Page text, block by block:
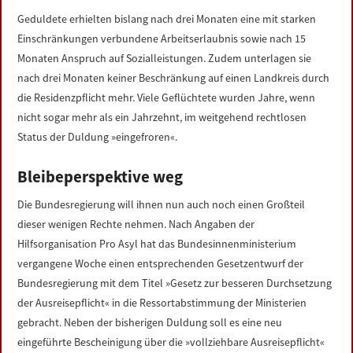
Geduldete erhielten bislang nach drei Monaten eine mit starken
Einschränkungen verbundene Arbeitserlaubnis sowie nach 15
Monaten Anspruch auf Sozialleistungen. Zudem unterlagen sie
nach drei Monaten keiner Beschränkung auf einen Landkreis durch
die Residenzpflicht mehr. Viele Geflüchtete wurden Jahre, wenn
nicht sogar mehr als ein Jahrzehnt, im weitgehend rechtlosen
Status der Duldung »eingefroren«.
Bleibeperspektive weg
Die Bundesregierung will ihnen nun auch noch einen Großteil
dieser wenigen Rechte nehmen. Nach Angaben der
Hilfsorganisation Pro Asyl hat das Bundesinnenministerium
vergangene Woche einen entsprechenden Gesetzentwurf der
Bundesregierung mit dem Titel »Gesetz zur besseren Durchsetzung
der Ausreisepflicht« in die Ressortabstimmung der Ministerien
gebracht. Neben der bisherigen Duldung soll es eine neu
eingeführte Bescheinigung über die »vollziehbare Ausreisepflicht«